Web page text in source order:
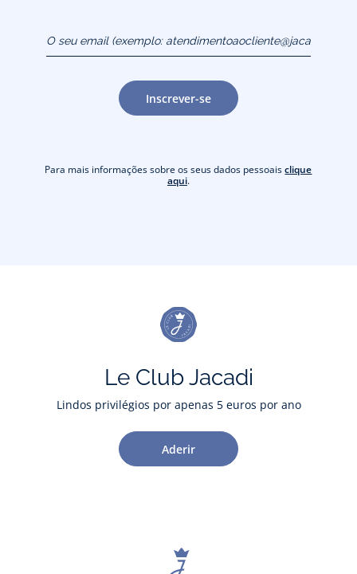
atendimentoaocliente@jacadi.pt)
Inscrever-se
Para mais informações sobre os seus dados pessoaisclique
aqui.
Le Club Jacadi
Lindos privilégios por apenas 5 euros por ano
Aderir